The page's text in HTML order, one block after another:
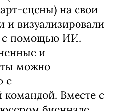
сцены) на свои
и визуализировали
с помощью ИИ.
и
можно
с
командой. Вместе с